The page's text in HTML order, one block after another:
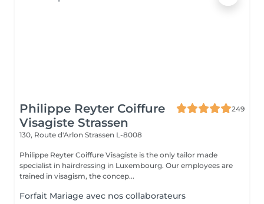
Philippe Reyter Coiffure
Visagiste Strassen
249
130, Route d'Arlon Strassen L-8008
Philippe Reyter Coiffure Visagiste is the only tailor made
specialist in hairdressing in Luxembourg. Our employees are
trained in visagism, the concep...
Forfait Mariage avec nos collaborateurs